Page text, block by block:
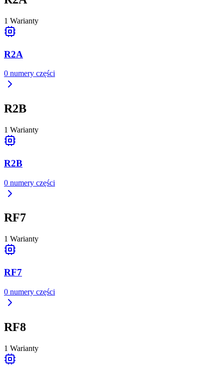
1 Warianty
R2A
0 numery części
R2B
1 Warianty
R2B
0 numery części
RF7
1 Warianty
RF7
0 numery części
RF8
1 Warianty